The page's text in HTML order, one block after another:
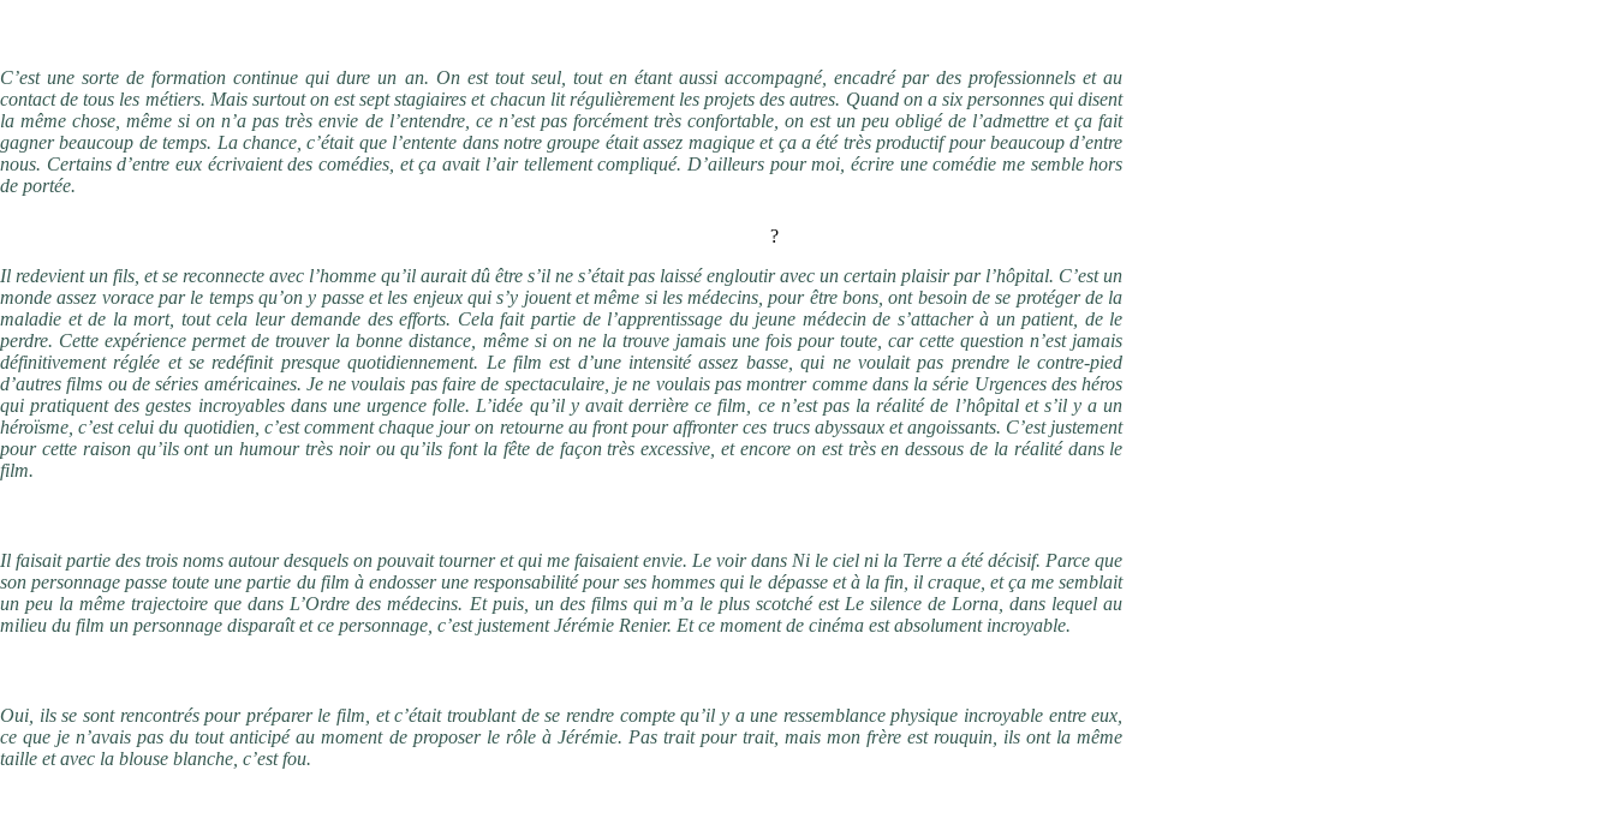
C’est une sorte de formation continue qui dure un an. On est tout seul, tout en étant aussi accompagné, encadré par des professionnels et au
contact de tous les métiers. Mais surtout on est sept stagiaires et chacun lit régulièrement les projets des autres. Quand on a six personnes qui disent
la même chose, même si on n’a pas très envie de l’entendre, ce n’est pas forcément très confortable, on est un peu obligé de l’admettre et ça fait
gagner beaucoup de temps. La chance, c’était que l’entente dans notre groupe était assez magique et ça a été très productif pour beaucoup d’entre
nous. Certains d’entre eux écrivaient des comédies, et ça avait l’air tellement compliqué. D’ailleurs pour moi, écrire une comédie me semble hors
de portée.
?
Il redevient un fils, et se reconnecte avec l’homme qu’il aurait dû être s’il ne s’était pas laissé engloutir avec un certain plaisir par l’hôpital. C’est un
monde assez vorace par le temps qu’on y passe et les enjeux qui s’y jouent et même si les médecins, pour être bons, ont besoin de se protéger de la
maladie et de la mort, tout cela leur demande des efforts. Cela fait partie de l’apprentissage du jeune médecin de s’attacher à un patient, de le
perdre. Cette expérience permet de trouver la bonne distance, même si on ne la trouve jamais une fois pour toute, car cette question n’est jamais
définitivement réglée et se redéfinit presque quotidiennement. Le film est d’une intensité assez basse, qui ne voulait pas prendre le contre-pied
d’autres films ou de séries américaines. Je ne voulais pas faire de spectaculaire, je ne voulais pas montrer comme dans la série Urgences des héros
qui pratiquent des gestes incroyables dans une urgence folle. L’idée qu’il y avait derrière ce film, ce n’est pas la réalité de l’hôpital et s’il y a un
héroïsme, c’est celui du quotidien, c’est comment chaque jour on retourne au front pour affronter ces trucs abyssaux et angoissants. C’est justement
pour cette raison qu’ils ont un humour très noir ou qu’ils font la fête de façon très excessive, et encore on est très en dessous de la réalité dans le
film.
Il faisait partie des trois noms autour desquels on pouvait tourner et qui me faisaient envie. Le voir dans Ni le ciel ni la Terre a été décisif. Parce que
son personnage passe toute une partie du film à endosser une responsabilité pour ses hommes qui le dépasse et à la fin, il craque, et ça me semblait
un peu la même trajectoire que dans L’Ordre des médecins. Et puis, un des films qui m’a le plus scotché est Le silence de Lorna, dans lequel au
milieu du film un personnage disparaît et ce personnage, c’est justement Jérémie Renier. Et ce moment de cinéma est absolument incroyable.
Oui, ils se sont rencontrés pour préparer le film, et c’était troublant de se rendre compte qu’il y a une ressemblance physique incroyable entre eux,
ce que je n’avais pas du tout anticipé au moment de proposer le rôle à Jérémie. Pas trait pour trait, mais mon frère est rouquin, ils ont la même
taille et avec la blouse blanche, c’est fou.